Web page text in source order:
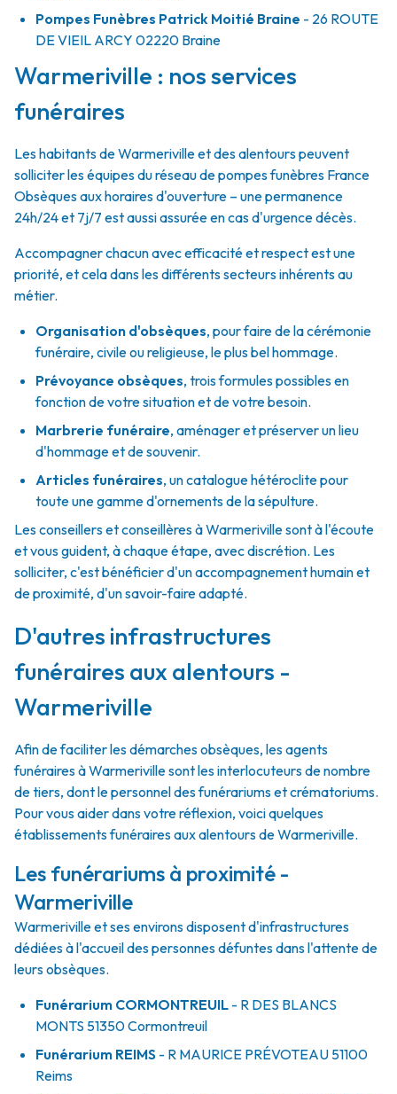
Pompes Funèbres Patrick Moitié Braine - 26 ROUTE
DE VIEIL ARCY 02220 Braine
Warmeriville : nos services
funéraires
Les habitants de Warmeriville et des alentours peuvent
solliciter les équipes du réseau de pompes funèbres France
Obsèques aux horaires d'ouverture – une permanence
24h/24 et 7j/7 est aussi assurée en cas d'urgence décès.
Accompagner chacun avec efficacité et respect est une
priorité, et cela dans les différents secteurs inhérents au
métier.
Organisation d'obsèques, pour faire de la cérémonie
funéraire, civile ou religieuse, le plus bel hommage.
Prévoyance obsèques, trois formules possibles en
fonction de votre situation et de votre besoin.
Marbrerie funéraire, aménager et préserver un lieu
d'hommage et de souvenir.
Articles funéraires, un catalogue hétéroclite pour
toute une gamme d'ornements de la sépulture.
Les conseillers et conseillères à Warmeriville sont à l'écoute
et vous guident, à chaque étape, avec discrétion. Les
solliciter, c'est bénéficier d'un accompagnement humain et
de proximité, d'un savoir-faire adapté.
D'autres infrastructures
funéraires aux alentours -
Warmeriville
Afin de faciliter les démarches obsèques, les agents
funéraires à Warmeriville sont les interlocuteurs de nombre
de tiers, dont le personnel des funérariums et crématoriums.
Pour vous aider dans votre réflexion, voici quelques
établissements funéraires aux alentours de Warmeriville.
Les funérariums à proximité -
Warmeriville
Warmeriville et ses environs disposent d'infrastructures
dédiées à l'accueil des personnes défuntes dans l'attente de
leurs obsèques.
Funérarium CORMONTREUIL - R DES BLANCS
MONTS 51350Cormontreuil
Funérarium REIMS - R MAURICE PRÉVOTEAU 51100
Reims